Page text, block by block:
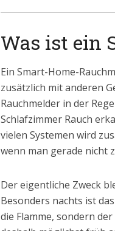
Was ist ein
Ein Smart-Home-
zusätzlich mit anderen
Rauchmelder in der
Schlafzimmer Rauch
vielen Systemen wird
wenn man gerade nicht
Der eigentliche Zweck
Besonders nachts ist
die Flamme, sondern